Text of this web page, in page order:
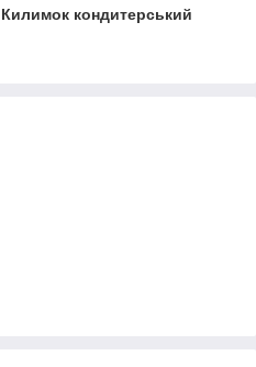
Килимок кондитерський